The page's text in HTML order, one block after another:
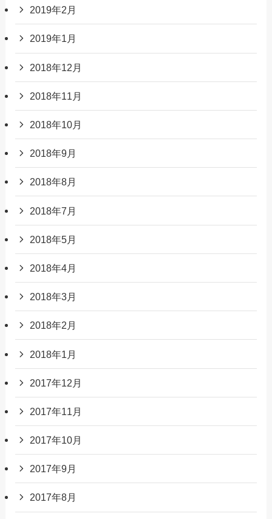
2019年2月
2019年1月
2018年12月
2018年11月
2018年10月
2018年9月
2018年8月
2018年7月
2018年5月
2018年4月
2018年3月
2018年2月
2018年1月
2017年12月
2017年11月
2017年10月
2017年9月
2017年8月